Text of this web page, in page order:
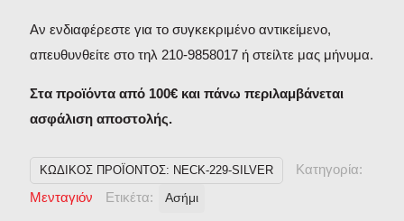
Αν ενδιαφέρεστε για το συγκεκριμένο αντικείμενο,
απευθυνθείτε στο τηλ 210-9858017 ή στείλτε μας μήνυμα.
Στα προϊόντα από 100€ και πάνω περιλαμβάνεται
ασφάλιση αποστολής.
ΚΩΔΙΚΌΣ ΠΡΟΪΌΝΤΟΣ: NECK-229-SILVER
Κατηγορία:
Μενταγιόν
Ετικέτα: Ασήμι